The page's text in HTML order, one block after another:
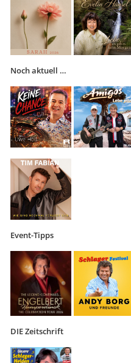
Noch aktuell …
Event-Tipps
DIE Zeitschrift